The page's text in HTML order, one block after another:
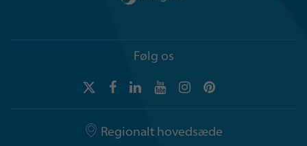
Følg os
Regionalt hovedsæde